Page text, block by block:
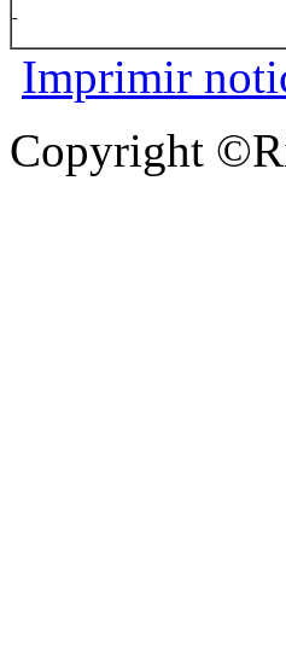
-
Imprimir
Copyright